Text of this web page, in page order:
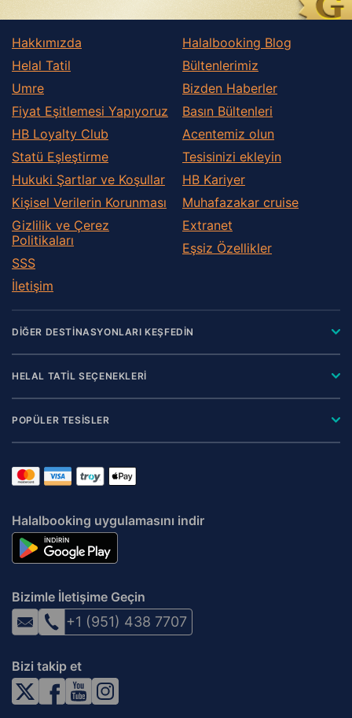
Hakkımızda
Helal Tatil
Umre
Fiyat Eşitlemesi Yapıyoruz
HB Loyalty Club
Statü Eşleştirme
Hukuki Şartlar ve Koşullar
Kişisel Verilerin Korunması
Gizlilik ve Çerez
Politikaları
SSS
İletişim
Halalbooking Blog
Bültenlerimiz
Bizden Haberler
Basın Bültenleri
Acentemiz olun
Tesisinizi ekleyin
HB Kariyer
Muhafazakar сruise
Extranet
Eşsiz Özellikler
DİĞER DESTİNASYONLARI KEŞFEDİN
HELAL TATİL SEÇENEKLERİ
POPÜLER TESİSLER
Halalbooking uygulamasını indir
Bizimle İletişime Geçin
+1 (951) 438 7707
Bizi takip et